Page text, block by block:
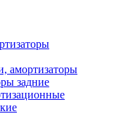
амортизаторы
задние